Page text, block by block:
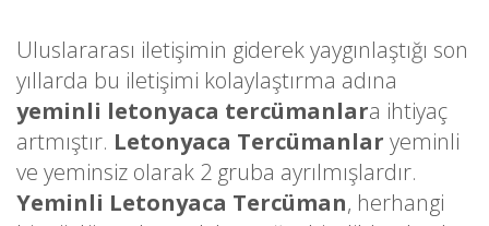
Uluslararası iletişimin giderek yaygınlaştığı son
yıllarda bu iletişimi kolaylaştırma adına
yeminli letonyaca tercümanlara ihtiyaç
artmıştır. Letonyaca Tercümanlar yeminli
ve yeminsiz olarak 2 gruba ayrılmışlardır.
Yeminli Letonyaca Tercüman, herhangi